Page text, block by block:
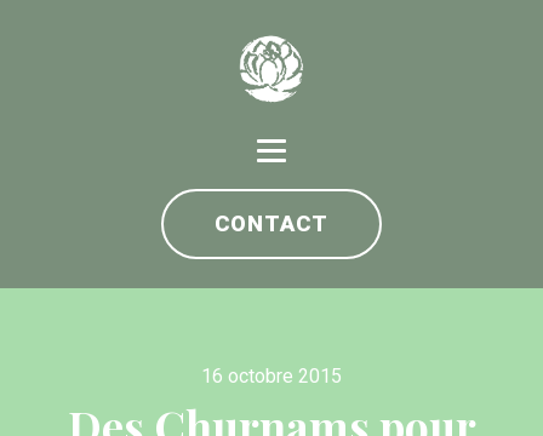
CONTACT
16 octobre 2015